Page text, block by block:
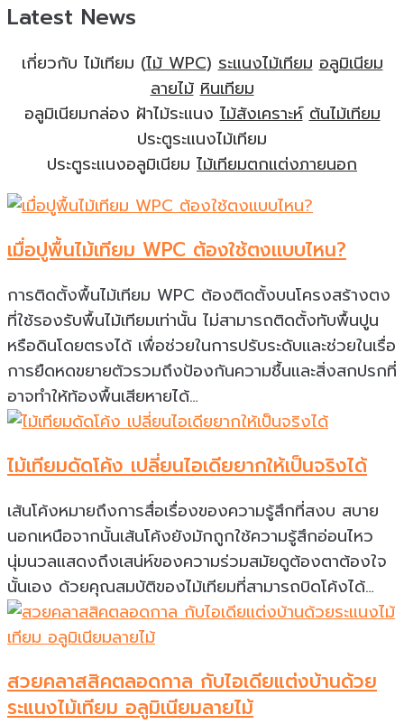
Latest News
เกี่ยวกับ ไม้เทียม (ไม้ WPC)ระแนงไม้เทียม อลูมิเนียม
ลายไม้ หินเทียม
อลูมิเนียมกล่อง ฝ้าไม้ระแนงไม้สังเคราะห์ ต้นไม้เทียม
ประตูระแนงไม้เทียม
ประตูระแนงอลูมิเนียม ไม้เทียมตกแต่งภายนอก
เมื่อปูพื้นไม้เทียม WPC ต้องใช้ตงเเบบไหน?
การติดตั้งพื้นไม้เทียม WPC ต้องติดตั้งบนโครงสร้างตง
ที่ใช้รองรับพื้นไม้เทียมเท่านั้น ไม่สามารถติดตั้งทับพื้นปูน
หรือดินโดยตรงได้ เพื่อช่วยในการปรับระดับเเละช่วยในเรื่อ
การยืดหดขยายตัวรวมถึงป้องกันความชื้นเเละสิ่งสกปรกที่
อาจทำให้ท้องพื้นเสียหายได้…
ไม้เทียมดัดโค้ง เปลี่ยนไอเดียยากให้เป็นจริงได้
เส้นโค้งหมายถึงการสื่อเรื่องของความรู้สึกที่สงบ สบาย
นอกเหนือจากนั้นเส้นโค้งยังมักถูกใช้ความรู้สึกอ่อนไหว
นุ่มนวลแสดงถึงเสน่ห์ของความร่วมสมัยดูต้องตาต้องใจ
นั้นเอง ด้วยคุณสมบัติของไม้เทียมที่สามารถบิดโค้งได้…
สวยคลาสสิคตลอดกาล กับไอเดียแต่งบ้านด้วย
ระแนงไม้เทียม อลูมิเนียมลายไม้